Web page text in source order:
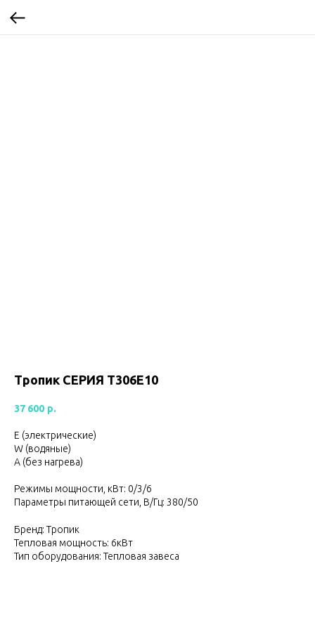
Тропик СЕРИЯ Т306E10
37 600 р.
Е (электрические)
W (водяные)
А (без нагрева)
Режимы мощности, кВт: 0/3/6
Параметры питающей сети, В/Гц: 380/50
Бренд: Тропик
Тепловая мощность: 6кВт
Тип оборудования: Тепловая завеса